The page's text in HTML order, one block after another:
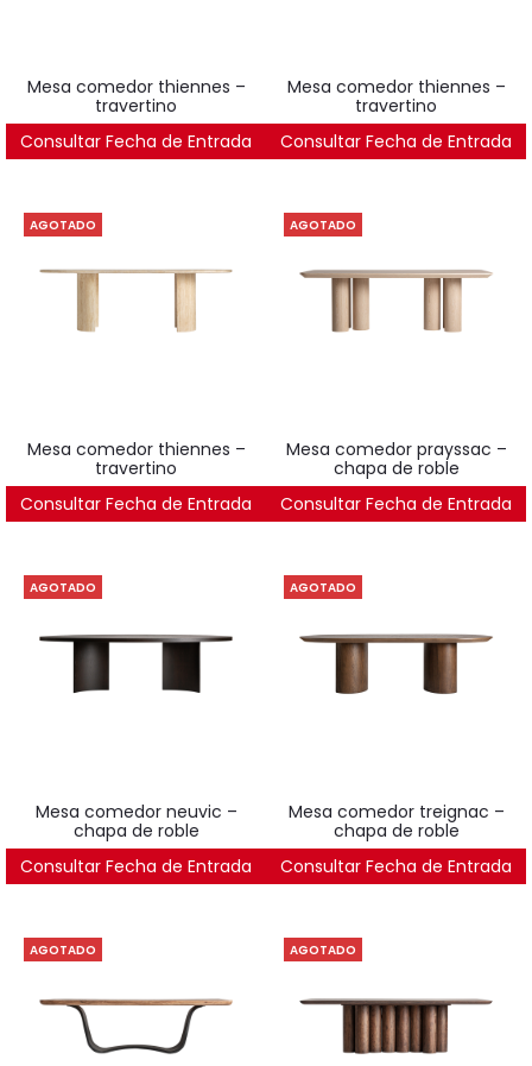
mesa comedor thiennes –
travertino
3.395€
Consultar Fecha de Entrada
mesa comedor thiennes –
travertino
2.571€
Consultar Fecha de Entrada
AGOTADO
mesa comedor thiennes –
travertino
2.390€
Consultar Fecha de Entrada
AGOTADO
mesa comedor prayssac –
chapa de roble
2.290€
Consultar Fecha de Entrada
AGOTADO
mesa comedor neuvic –
chapa de roble
2.531€
Consultar Fecha de Entrada
AGOTADO
mesa comedor treignac –
chapa de roble
2.410€
Consultar Fecha de Entrada
AGOTADO AGOTADO